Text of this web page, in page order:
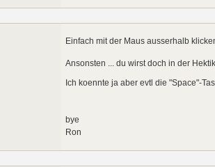
Einfach mit der Maus ausserhalb
Ansonsten ... du wirst doch in der
Ich koennte ja aber evtl die "Space"-
bye
Ron